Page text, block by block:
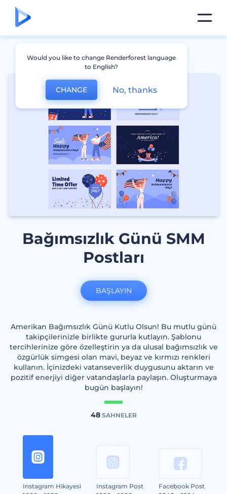
Bağımsızlık Günü SMM
Postları
Amerikan Bağımsızlık Günü Kutlu Olsun! Bu mutlu günü
takipçilerinizle birlikte gururla kutlayın. Şablonu
tercihlerinize göre özelleştirin ya da ulusal bağımsızlık ve
özgürlük simgesi olan mavi, beyaz ve kırmızı renkleri
kullanın. İçinizdeki vatanseverlik duygusunu aktarın ve
pozitif enerjiyi diğer vatandaşlarla paylaşın. Oluşturmaya
bugün başlayın!
48SAHNELER
Instagram Hikayesi
Instagram Post
Facebook Post
BAŞLAYIN
Would you like to change Renderforest language
to English?
CHANGE No, thanks